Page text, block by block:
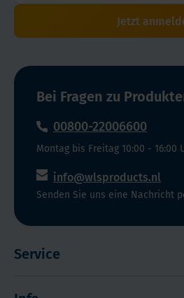
Jetzt
Bei Fragen zu
00800-22006600
Montag bis Freitag 10:00 - 16:00
info@wlsproducts.nl
Senden Sie uns eine Nachricht
Service